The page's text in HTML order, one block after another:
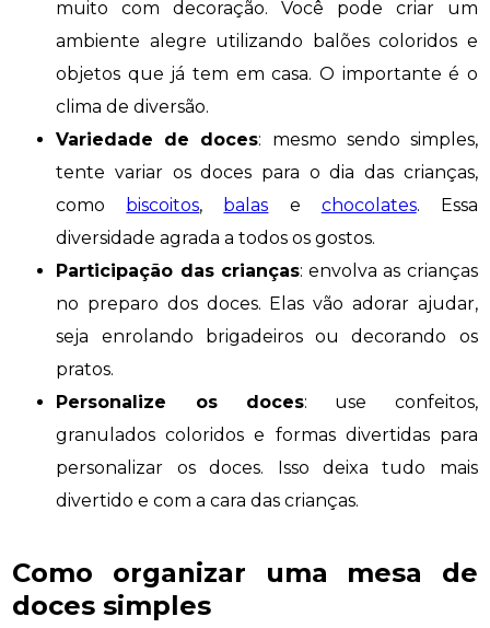
muito com decoração. Você pode criar um
ambiente alegre utilizando balões coloridos e
objetos que já tem em casa. O importante é o
clima de diversão.
Variedade de doces: mesmo sendo simples,
tente variar os doces para o dia das crianças,
como biscoitos, balas e chocolates. Essa
diversidade agrada a todos os gostos.
Participação das crianças: envolva as crianças
no preparo dos doces. Elas vão adorar ajudar,
seja enrolando brigadeiros ou decorando os
pratos.
Personalize os doces: use confeitos,
granulados coloridos e formas divertidas para
personalizar os doces. Isso deixa tudo mais
divertido e com a cara das crianças.
Como organizar uma mesa de
doces simples